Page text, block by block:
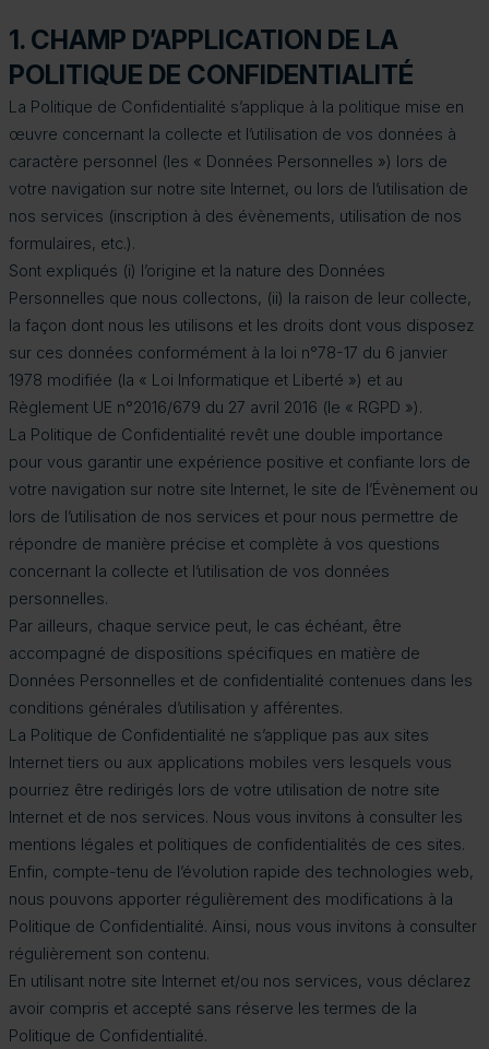
1. CHAMP D’APPLICATION DE LA
POLITIQUE DE CONFIDENTIALITÉ
La Politique de Confidentialité s’applique à la politique mise en
œuvre concernant la collecte et l’utilisation de vos données à
caractère personnel (les « Données Personnelles ») lors de
votre navigation sur notre site Internet, ou lors de l’utilisation de
nos services (inscription à des évènements, utilisation de nos
formulaires, etc.).
Sont expliqués (i) l’origine et la nature des Données
Personnelles que nous collectons, (ii) la raison de leur collecte,
la façon dont nous les utilisons et les droits dont vous disposez
sur ces données conformément à la loi n°78-17 du 6 janvier
1978 modifiée (la « Loi Informatique et Liberté ») et au
Règlement UE n°2016/679 du 27 avril 2016 (le « RGPD »).
La Politique de Confidentialité revêt une double importance
pour vous garantir une expérience positive et confiante lors de
votre navigation sur notre site Internet, le site de l’Évènement ou
lors de l’utilisation de nos services et pour nous permettre de
répondre de manière précise et complète à vos questions
concernant la collecte et l’utilisation de vos données
personnelles.
Par ailleurs, chaque service peut, le cas échéant, être
accompagné de dispositions spécifiques en matière de
Données Personnelles et de confidentialité contenues dans les
conditions générales d’utilisation y afférentes.
La Politique de Confidentialité ne s’applique pas aux sites
Internet tiers ou aux applications mobiles vers lesquels vous
pourriez être redirigés lors de votre utilisation de notre site
Internet et de nos services. Nous vous invitons à consulter les
mentions légales et politiques de confidentialités de ces sites.
Enfin, compte-tenu de l’évolution rapide des technologies web,
nous pouvons apporter régulièrement des modifications à la
Politique de Confidentialité. Ainsi, nous vous invitons à consulter
régulièrement son contenu.
En utilisant notre site Internet et/ou nos services, vous déclarez
avoir compris et accepté sans réserve les termes de la
Politique de Confidentialité.